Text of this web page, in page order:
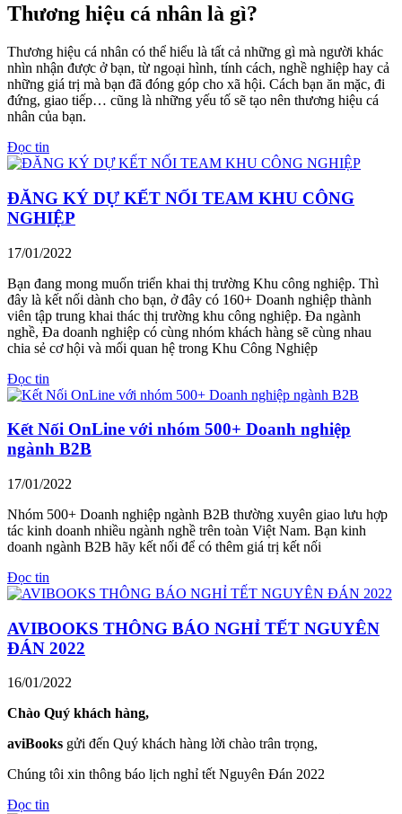
Thương hiệu cá nhân là gì?
Thương hiệu cá nhân có thể hiểu là tất cả những gì mà người khác
nhìn nhận được ở bạn, từ ngoại hình, tính cách, nghề nghiệp hay cả
những giá trị mà bạn đã đóng góp cho xã hội. Cách bạn ăn mặc, đi
đứng, giao tiếp… cũng là những yếu tố sẽ tạo nên thương hiệu cá
nhân của bạn.
Đọc tin
ĐĂNG KÝ DỰ KẾT NỐI TEAM KHU CÔNG
NGHIỆP
17/01/2022
Bạn đang mong muốn triển khai thị trường Khu công nghiệp. Thì
đây là kết nối dành cho bạn, ở đây có 160+ Doanh nghiệp thành
viên tập trung khai thác thị trường khu công nghiệp. Đa ngành
nghề, Đa doanh nghiệp có cùng nhóm khách hàng sẽ cùng nhau
chia sẻ cơ hội và mối quan hệ trong Khu Công Nghiệp
Đọc tin
Kết Nối OnLine với nhóm 500+ Doanh nghiệp
ngành B2B
17/01/2022
Nhóm 500+ Doanh nghiệp ngành B2B thường xuyên giao lưu hợp
tác kinh doanh nhiều ngành nghề trên toàn Việt Nam. Bạn kinh
doanh ngành B2B hãy kết nối để có thêm giá trị kết nối
Đọc tin
AVIBOOKS THÔNG BÁO NGHỈ TẾT NGUYÊN
ĐÁN 2022
16/01/2022
Chào Quý khách hàng,
aviBooks gửi đến Quý khách hàng lời chào trân trọng,
Chúng tôi xin thông báo lịch nghỉ tết Nguyên Đán 2022
Đọc tin